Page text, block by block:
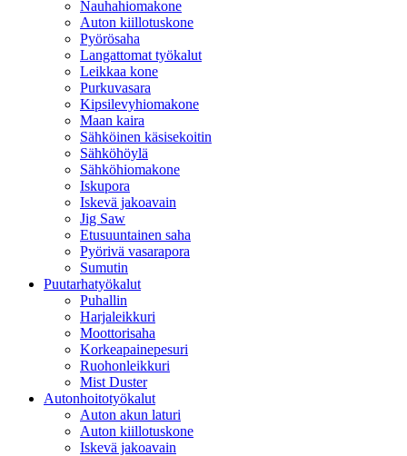
Nauhahiomakone
Auton kiillotuskone
Pyörösaha
Langattomat työkalut
Leikkaa kone
Purkuvasara
Kipsilevyhiomakone
Maan kaira
Sähköinen käsisekoitin
Sähköhöylä
Sähköhiomakone
Iskupora
Iskevä jakoavain
Jig Saw
Etusuuntainen saha
Pyörivä vasarapora
Sumutin
Puutarhatyökalut
Puhallin
Harjaleikkuri
Moottorisaha
Korkeapainepesuri
Ruohonleikkuri
Mist Duster
Autonhoitotyökalut
Auton akun laturi
Auton kiillotuskone
Iskevä jakoavain